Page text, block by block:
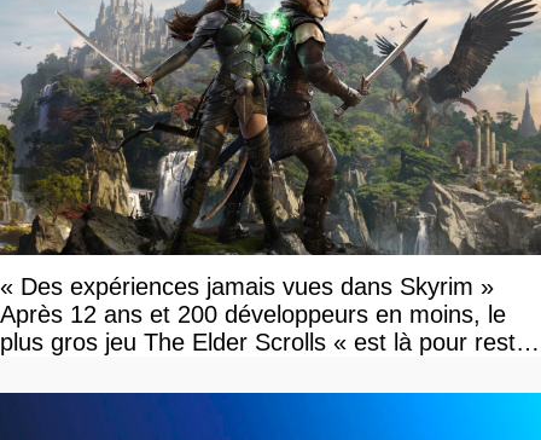
« Des expériences jamais vues dans Skyrim »
Après 12 ans et 200 développeurs en moins, le
plus gros jeu The Elder Scrolls « est là pour rester